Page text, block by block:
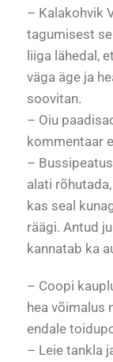
– Kalakohvik
tagumisest
liiga lähedal,
väga äge ja
soovitan.
– Oiu
kommentaar
–
alati
kas seal
räägi. Antud
kannatab ka
– Coopi
hea võimalus
endale
– Leie tankla